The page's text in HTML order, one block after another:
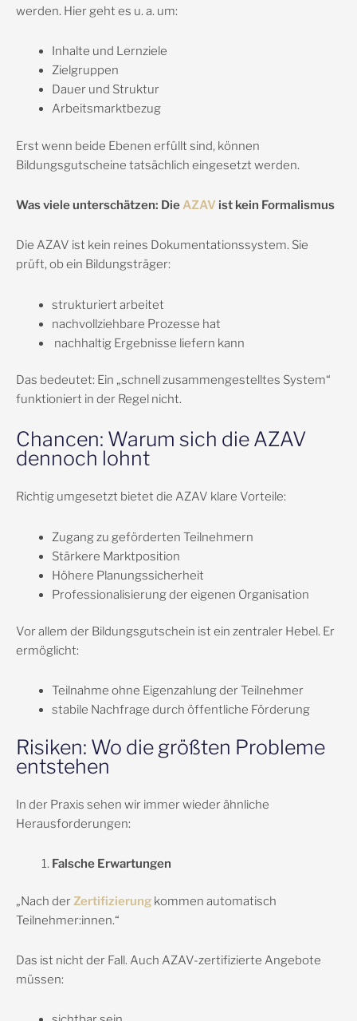
werden. Hier geht es u. a. um:
Inhalte und Lernziele
Zielgruppen
Dauer und Struktur
Arbeitsmarktbezug
Erst wenn beide Ebenen erfüllt sind, können
Bildungsgutscheine tatsächlich eingesetzt werden.
Was viele unterschätzen: DieAZAV ist kein Formalismus
Die AZAV ist kein reines Dokumentationssystem. Sie
prüft, ob ein Bildungsträger:
strukturiert arbeitet
nachvollziehbare Prozesse hat
nachhaltig Ergebnisse liefern kann
Das bedeutet: Ein „schnell zusammengestelltes System“
funktioniert in der Regel nicht.
Chancen: Warum sich die AZAV
dennoch lohnt
Richtig umgesetzt bietet die AZAV klare Vorteile:
Zugang zu geförderten Teilnehmern
Stärkere Marktposition
Höhere Planungssicherheit
Professionalisierung der eigenen Organisation
Vor allem der Bildungsgutschein ist ein zentraler Hebel. Er
ermöglicht:
Teilnahme ohne Eigenzahlung der Teilnehmer
stabile Nachfrage durch öffentliche Förderung
Risiken: Wo die größten Probleme
entstehen
In der Praxis sehen wir immer wieder ähnliche
Herausforderungen:
Falsche Erwartungen
„Nach der Zertifizierung kommen automatisch
Teilnehmer:innen.“
Das ist nicht der Fall. Auch AZAV-zertifizierte Angebote
müssen: